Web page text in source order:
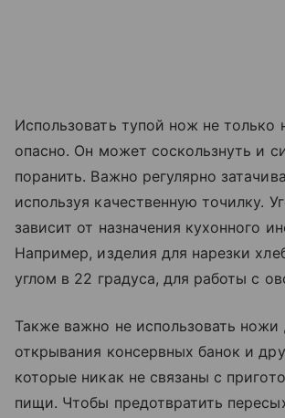
Использовать тупой нож не только
опасно. Он может соскользнуть и
поранить. Важно регулярно
используя качественную точилку.
зависит от назначения кухонного
Например, изделия для нарезки
углом в 22 градуса, для работы с
Также важно не использовать ножи
открывания консервных банок и
которые никак не связаны с
пищи. Чтобы предотвратить